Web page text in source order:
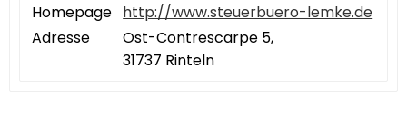
Homepage http://www.steuerbuero-lemke.de
Adresse
Ost-Contrescarpe 5,
31737 Rinteln